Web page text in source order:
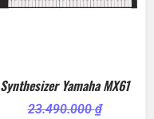
Synthesizer Yamaha MX61
23.490.000₫